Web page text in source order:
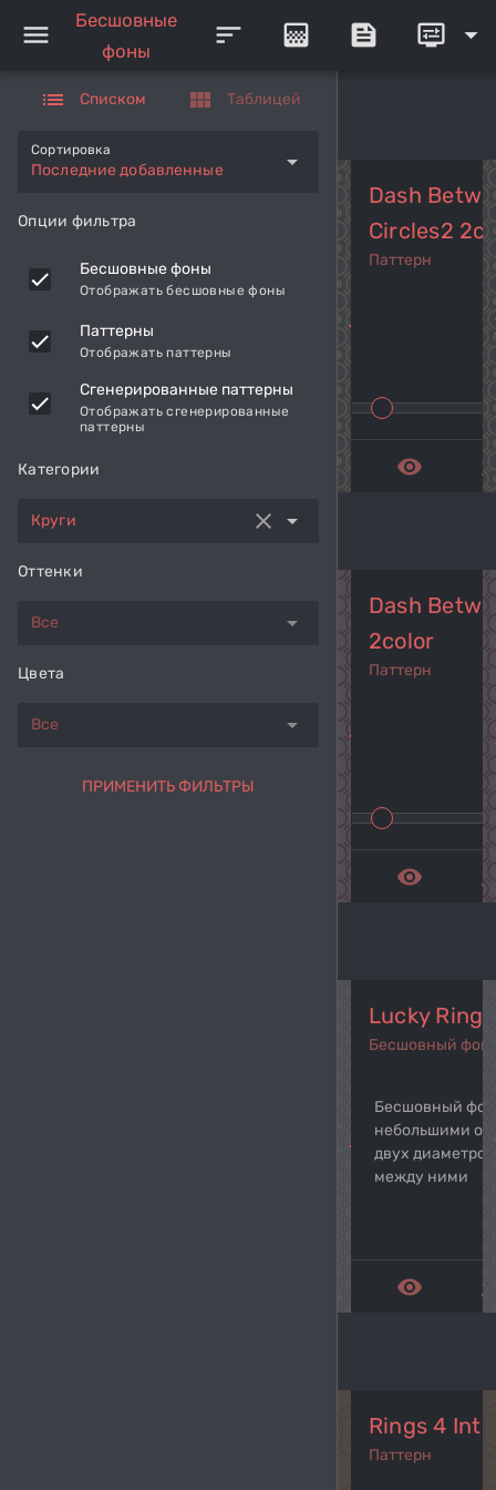
menu
Бесшовные
фоны
sort gradient feed display_settings arrow_drop_down
list Списком view_module Таблицей
Последние добавленные
Сортировка arrow_drop_down
Опции фильтра
Бесшовные фоны
Отображать бесшовные фоны
Паттерны
Отображать паттерны
Сгенерированные паттерны
Отображать сгенерированные
паттерны
Категории
Круги clear arrow_drop_down
Оттенки
Все arrow_drop_down
Цвета
Все arrow_drop_down
ПРИМЕНИТЬ ФИЛЬТРЫ
navigate_before
Dash
Circles2
Паттерн
remove_red_eye
navigate_before
Dash
2color
Паттерн
remove_red_eye
navigate_before
Lucky Rings
Бесшовный фон
Бесшовный
небольшими
двух
между ними
remove_red_eye
Rings 4
Паттерн